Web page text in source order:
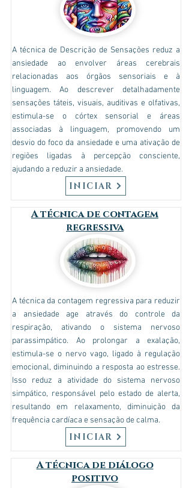
A técnica de Descrição de Sensações reduz a
ansiedade ao envolver áreas cerebrais
relacionadas aos órgãos sensoriais e à
linguagem. Ao descrever detalhadamente
sensações táteis, visuais, auditivas e olfativas,
estimula-se o córtex sensorial e áreas
associadas à linguagem, promovendo um
desvio do foco da ansiedade e uma ativação de
regiões ligadas à percepção consciente,
ajudando a reduzir a ansiedade.
INICIAR
A técnica de contagem
regressiva
A técnica da contagem regressiva para reduzir
a ansiedade age através do controle da
respiração, ativando o sistema nervoso
parassimpático. Ao prolongar a exalação,
estimula-se o nervo vago, ligado à regulação
emocional, diminuindo a resposta ao estresse.
Isso reduz a atividade do sistema nervoso
simpático, responsável pelo estado de alerta,
resultando em relaxamento, diminuição da
frequência cardíaca e sensação de calma.
INICIAR
A técnica de diálogo
positivo